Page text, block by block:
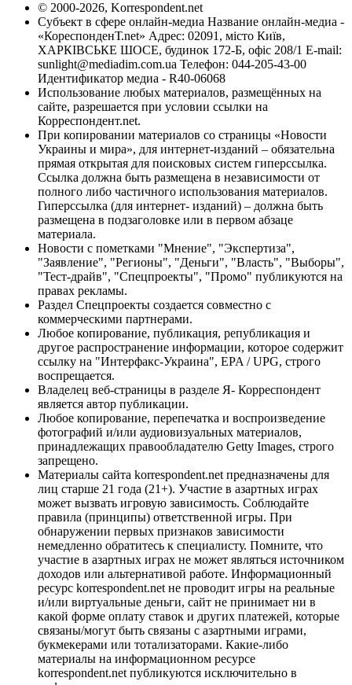
© 2000-2026, Korrespondent.net
Субъект в сфере онлайн-медиа Название онлайн-медиа -
«КореспонденТ.net» Адрес: 02091, місто Київ,
ХАРКІВСЬКЕ ШОСЕ, будинок 172-Б, офіс 208/1 E-mail:
sunlight@mediadim.com.ua Телефон: 044-205-43-00
Идентификатор медиа - R40-06068
Использование любых материалов, размещённых на
сайте, разрешается при условии ссылки на
Корреспондент.net.
При копировании материалов со страницы «Новости
Украины и мира», для интернет-изданий – обязательна
прямая открытая для поисковых систем гиперссылка.
Ссылка должна быть размещена в независимости от
полного либо частичного использования материалов.
Гиперссылка (для интернет- изданий) – должна быть
размещена в подзаголовке или в первом абзаце
материала.
Новости с пометками "Мнение", "Экспертиза",
"Заявление", "Регионы", "Деньги", "Власть", "Выборы",
"Тест-драйв", "Спецпроекты", "Промо" публикуются на
правах рекламы.
Раздел Спецпроекты создается совместно с
коммерческими партнерами.
Любое копирование, публикация, републикация и
другое распространение информации, которое содержит
ссылку на "Интерфакс-Украина", EPA / UPG, строго
воспрещается.
Владелец веб-страницы в разделе Я- Корреспондент
является автор публикации.
Любое копирование, перепечатка и воспроизведение
фотографий и/или аудиовизуальных материалов,
принадлежащих правообладателю Getty Images, строго
запрещено.
Материалы сайта korrespondent.net предназначены для
лиц старше 21 года (21+). Участие в азартных играх
может вызвать игровую зависимость. Соблюдайте
правила (принципы) ответственной игры. При
обнаружении первых признаков зависимости
немедленно обратитесь к специалисту. Помните, что
участие в азартных играх не может являться источником
доходов или альтернативой работе. Информационный
ресурс korrespondent.net не проводит игры на реальные
и/или виртуальные деньги, сайт не принимает ни в
какой форме оплату ставок и других платежей, которые
связаны/могут быть связаны с азартными играми,
букмекерами или тотализаторами. Какие-либо
материалы на информационном ресурсе
korrespondent.net публикуются исключительно в